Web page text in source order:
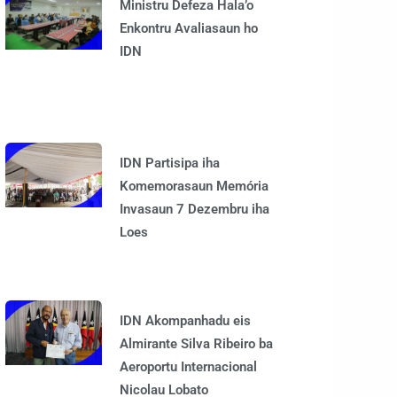
Ministru Defeza Hala’o
Enkontru Avaliasaun ho
IDN
IDN Partisipa iha
Komemorasaun Memória
Invasaun 7 Dezembru iha
Loes
IDN Akompanhadu eis
Almirante Silva Ribeiro ba
Aeroportu Internacional
Nicolau Lobato